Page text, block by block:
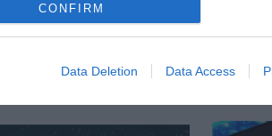
CONFIRM
Data Deletion Data Access